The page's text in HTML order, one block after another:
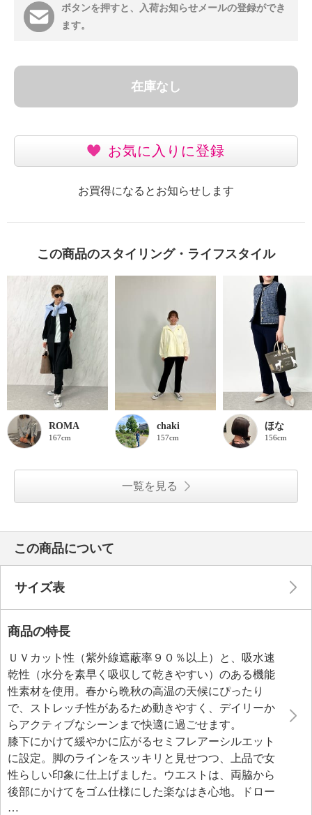
ボタンを押すと、入荷お知らせメールの登録ができ
ます。
在庫なし
お気に入りに登録
お買得になるとお知らせします
この商品のスタイリング・ライフスタイル
ROMA
167cm
chaki
157cm
ほな
156cm
一覧を見る
この商品について
サイズ表
商品の特長
ＵＶカット性（紫外線遮蔽率９０％以上）と、吸水速
乾性（水分を素早く吸収して乾きやすい）のある機能
性素材を使用。春から晩秋の高温の天候にぴったり
で、ストレッチ性があるため動きやすく、デイリーか
らアクティブなシーンまで快適に過ごせます。
膝下にかけて緩やかに広がるセミフレアーシルエット
に設定。脚のラインをスッキリと見せつつ、上品で女
性らしい印象に仕上げました。ウエストは、両脇から
後部にかけてをゴム仕様にした楽なはき心地。ドロー
ストリングでフィット感の調整が可能です。チュニッ